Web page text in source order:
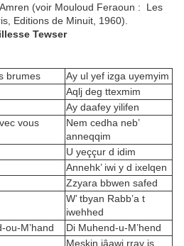
(voir Mouloud Feraoun : Les
Editions de Minuit, 1960).
Tewser
brumes
Ay ul yef izga uyemyim
Aqlj deg ttexmim
Ay daafey yilifen
vous
Nem cedha neb’
anneqqim
U yeççur d idim
Annehk’ iwi y d ixelqen
Zzyara bbwen safed
W’ tbyan Rabb’a t
iwehhed
ou-M’hand
Di Muhend-u-M’hend
Meskin iâawj rray is